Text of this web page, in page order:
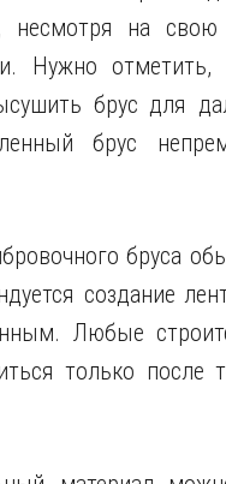
несмотря на свою
Нужно отметить,
брус для
брус
бруса
создание
Любые
только после